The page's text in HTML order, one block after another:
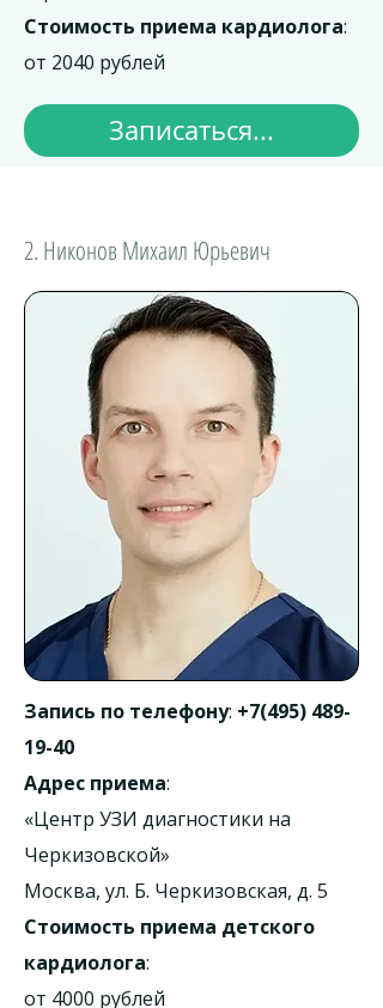
Стоимость приема кардиолога:
от 2040 рублей
Записаться...
2. Никонов Михаил Юрьевич
Запись по телефону: +7(495) 489-
19-40
Адрес приема:
«Центр УЗИ диагностики на
Черкизовской»
Москва, ул. Б. Черкизовская, д. 5
Стоимость приема детского
кардиолога:
от 4000 рублей